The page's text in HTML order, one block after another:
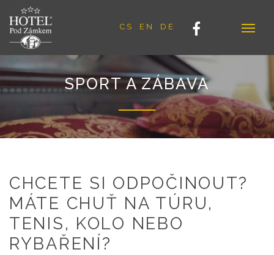
CS EN DE
SPORT A ZÁBAVA
CHCETE SI ODPOČINOUT?
MÁTE CHUŤ NA TÚRU,
TENIS, KOLO NEBO
RYBAŘENÍ?